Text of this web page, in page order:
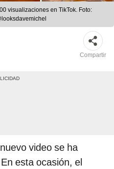
visualizaciones en TikTok. Foto:
Compartir
video se ha
esta ocasión, el